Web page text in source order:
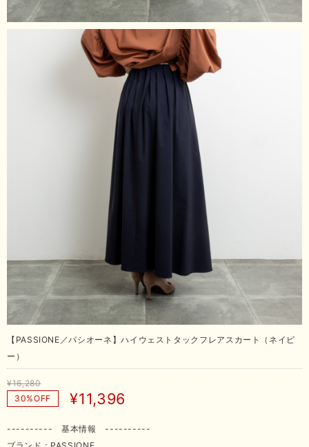
【PASSIONE／パシオーネ】ハイウェストタックフレアスカート（ネイビ
ー）
¥16,280
30%OFF
¥11,396
---------- 基本情報 ----------